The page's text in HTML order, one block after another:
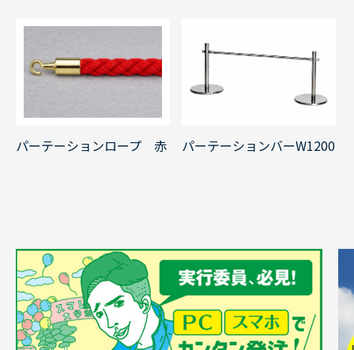
パーテーションロープ 赤 パーテーションバーW1200